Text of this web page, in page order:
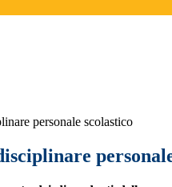
personale scolastico